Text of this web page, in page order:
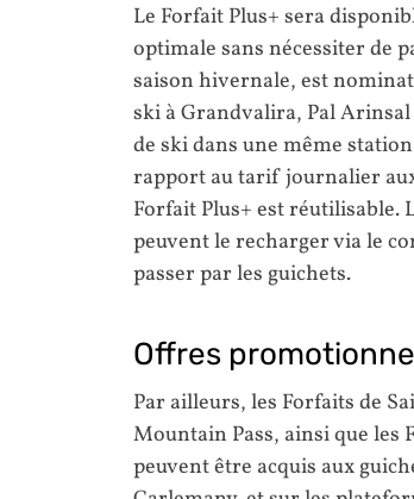
Le Forfait Plus+ sera
optimale sans nécessiter de
saison hivernale, est
ski à Grandvalira, Pal
de ski dans une même
rapport au tarif journalier
Forfait Plus+ est réutilisable.
peuvent le recharger via le
passer par les guichets.
Offres
Par ailleurs, les Forfaits de
Mountain Pass, ainsi que
peuvent être acquis aux